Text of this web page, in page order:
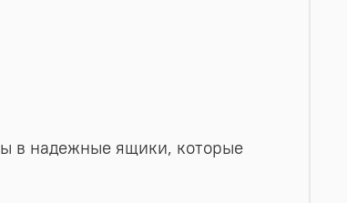
в надежные ящики, которые